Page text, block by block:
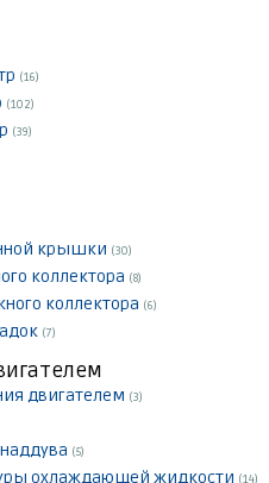
(16)
(102)
(39)
крышки (30)
коллектора (8)
коллектора (6)
(7)
двигателем (3)
(5)
охлаждающей жидкости (14)